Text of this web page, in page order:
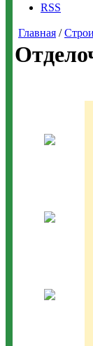
RSS
Главная /